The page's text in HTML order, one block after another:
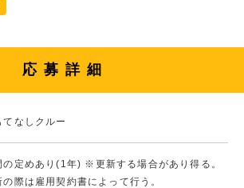
応募詳細
てなしクルー
の定めあり(1年) ※更新する場合があり得る。
の際は雇用契約書によって行う。